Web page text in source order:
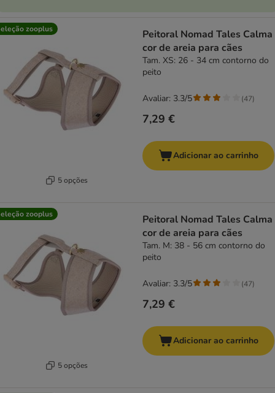
zooplus
5 opções
Peitoral Nomad Tales Calma
cor de areia para cães
Tam. XS: 26 - 34 cm contorno do
peito
7,29 €
Avaliar: 3.3/5 (47)
Adicionar ao carrinho
zooplus
5 opções
Peitoral Nomad Tales Calma
cor de areia para cães
Tam. M: 38 - 56 cm contorno do
peito
7,29 €
Avaliar: 3.3/5 (47)
Adicionar ao carrinho